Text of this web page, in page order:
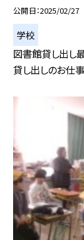
公開日 2025/02/27
学校
図書館貸し出し
貸し出しのお仕